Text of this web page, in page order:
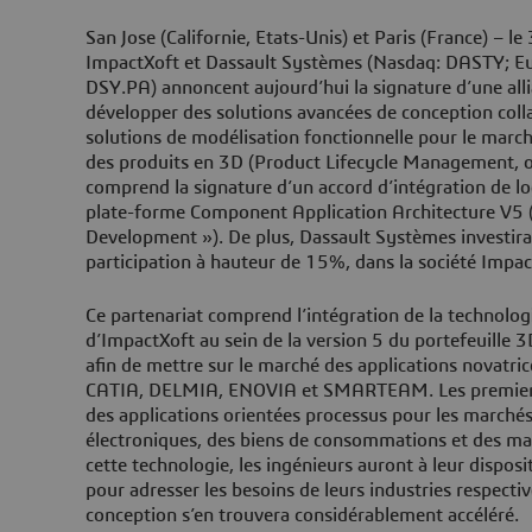
San Jose (Californie, Etats-Unis) et Paris (France) –
ImpactXoft et Dassault Systèmes (Nasdaq: DASTY;
DSY.PA) annoncent aujourd’hui la signature d’une
développer des solutions avancées de conception
solutions de modélisation fonctionnelle pour le
des produits en 3D (Product Lifecycle Management,
comprend la signature d’un accord d’intégration de
plate-forme Component Application Architecture V5
Development »). De plus, Dassault Systèmes
participation à hauteur de 15%, dans la société
Ce partenariat comprend l’intégration de la
d’ImpactXoft au sein de la version 5 du portefeuille
afin de mettre sur le marché des applications
CATIA, DELMIA, ENOVIA et SMARTEAM. Les
des applications orientées processus pour les
électroniques, des biens de consommations et des
cette technologie, les ingénieurs auront à leur
pour adresser les besoins de leurs industries
conception s’en trouvera considérablement accéléré.